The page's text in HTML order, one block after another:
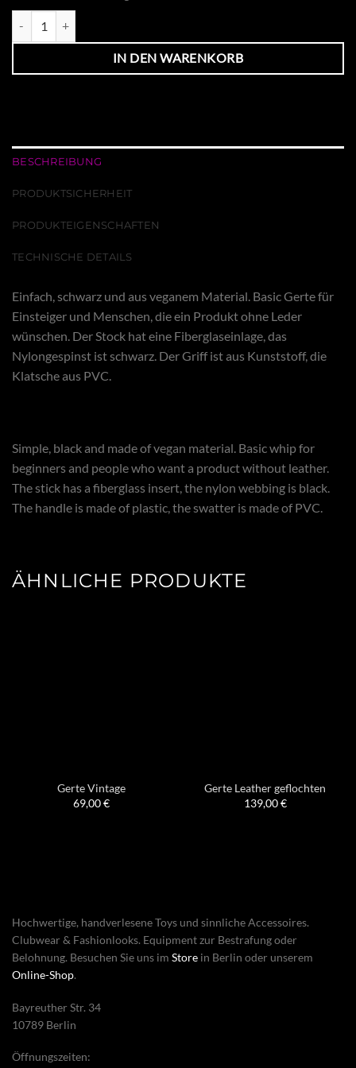
IN DEN WARENKORB
BESCHREIBUNG
PRODUKTSICHERHEIT
PRODUKTEIGENSCHAFTEN
TECHNISCHE DETAILS
Einfach, schwarz und aus veganem Material. Basic Gerte für
Einsteiger und Menschen, die ein Produkt ohne Leder
wünschen. Der Stock hat eine Fiberglaseinlage, das
Nylongespinst ist schwarz. Der Griff ist aus Kunststoff, die
Klatsche aus PVC.
Simple, black and made of vegan material. Basic whip for
beginners and people who want a product without leather.
The stick has a fiberglass insert, the nylon webbing is black.
The handle is made of plastic, the swatter is made of PVC.
ÄHNLICHE PRODUKTE
Gerte Vintage
69,00€
Gerte Leather geflochten
139,00€
Hochwertige, handverlesene Toys und sinnliche Accessoires.
Clubwear & Fashionlooks. Equipment zur Bestrafung oder
Belohnung. Besuchen Sie uns im Store in Berlin oder unserem
Online-Shop.
Bayreuther Str. 34
10789 Berlin
Öffnungszeiten: